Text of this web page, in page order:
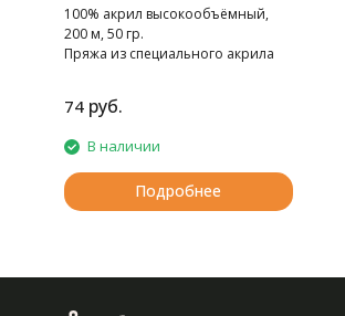
100% акрил высокообъёмный,
200 м, 50 гр.
Пряжа из специального акрила
74 руб.
В наличии
Подробнее